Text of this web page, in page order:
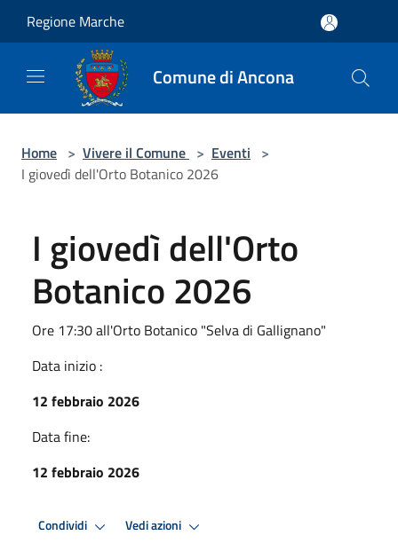
Regione Marche
Comune di Ancona
Home > Vivere il Comune > Eventi >
I giovedì dell'Orto Botanico 2026
I giovedì dell'Orto
Botanico 2026
Ore 17:30 all'Orto Botanico "Selva di Gallignano"
Data inizio :
12 febbraio 2026
Data fine:
12 febbraio 2026
Condividi Vedi azioni